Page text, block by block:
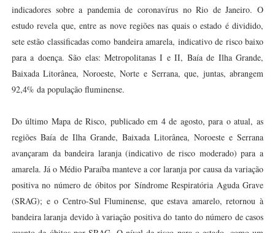
indicadores sobre a pandemia de coronavírus no Rio de Janeiro. O
estudo revela que, entre as nove regiões nas quais o estado é dividido,
sete estão classificadas como bandeira amarela, indicativo de risco baixo
para a doença. São elas: Metropolitanas I e II, Baía de Ilha Grande,
Baixada Litorânea, Noroeste, Norte e Serrana, que, juntas, abrangem
92,4% da população fluminense.
Do último Mapa de Risco, publicado em 4 de agosto, para o atual, as
regiões Baía de Ilha Grande, Baixada Litorânea, Noroeste e Serrana
avançaram da bandeira laranja (indicativo de risco moderado) para a
amarela. Já o Médio Paraíba manteve a cor laranja por causa da variação
positiva no número de óbitos por Síndrome Respiratória Aguda Grave
(SRAG); e o Centro-Sul Fluminense, que estava amarelo, retornou à
bandeira laranja devido à variação positiva do tanto do número de casos